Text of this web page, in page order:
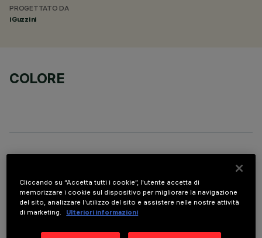
PROGETTATO DA
iGuzzini
COLORE
Cliccando su “Accetta tutti i cookie”, l'utente accetta di
memorizzare i cookie sul dispositivo per migliorare la navigazione
del sito, analizzare l'utilizzo del sito e assistere nelle nostre attività
di marketing.
Ulteriori informazioni